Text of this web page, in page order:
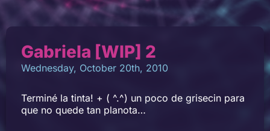
Gabriela [WIP] 2
Wednesday, October 20th, 2010
Terminé la tinta! + ( ^.^) un poco de grisecin para
que no quede tan planota…